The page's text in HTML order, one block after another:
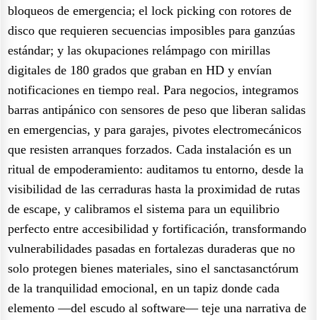
bloqueos de emergencia; el lock picking con rotores de
disco que requieren secuencias imposibles para ganzúas
estándar; y las okupaciones relámpago con mirillas
digitales de 180 grados que graban en HD y envían
notificaciones en tiempo real. Para negocios, integramos
barras antipánico con sensores de peso que liberan salidas
en emergencias, y para garajes, pivotes electromecánicos
que resisten arranques forzados. Cada instalación es un
ritual de empoderamiento: auditamos tu entorno, desde la
visibilidad de las cerraduras hasta la proximidad de rutas
de escape, y calibramos el sistema para un equilibrio
perfecto entre accesibilidad y fortificación, transformando
vulnerabilidades pasadas en fortalezas duraderas que no
solo protegen bienes materiales, sino el sanctasanctórum
de la tranquilidad emocional, en un tapiz donde cada
elemento —del escudo al software— teje una narrativa de